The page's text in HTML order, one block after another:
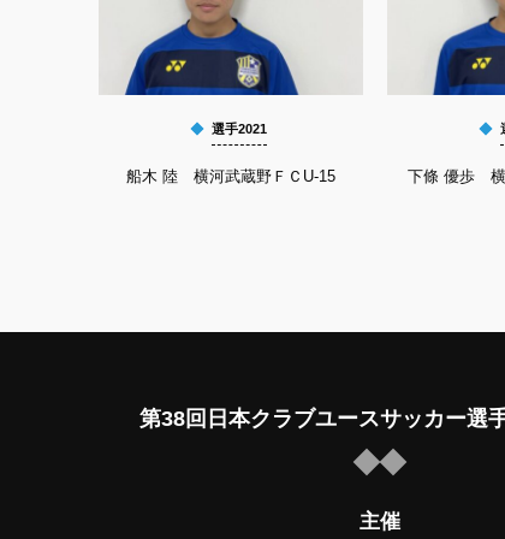
選手2021
船木 陸 横河武蔵野ＦＣU-15 下條 優歩 横
第38回日本クラブユースサッカー選
主催